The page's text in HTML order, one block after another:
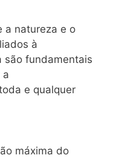
a natureza e o
à
são fundamentais
a
e qualquer
máxima do